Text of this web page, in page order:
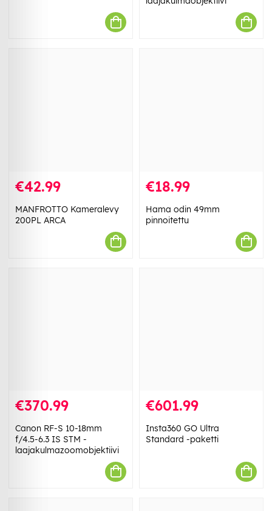
€42.99
MANFROTTO Kameralevy
200PL ARCA
€18.99
Hama odin 49mm
pinnoitettu
€370.99
Canon RF-S 10-18mm
f/4.5-6.3 IS STM -
laajakulmazoomobjektiivi
€601.99
Insta360 GO Ultra
Standard -paketti